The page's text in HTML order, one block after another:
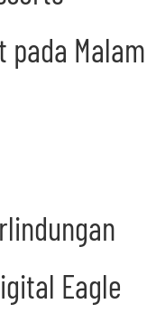
Eagle